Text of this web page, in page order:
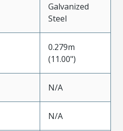
Galvanized
Steel
0.279m
(11.00")
N/A
N/A